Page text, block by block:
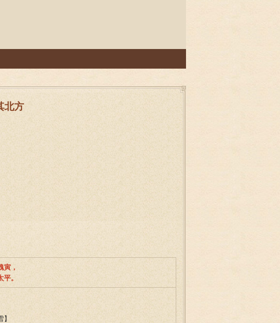
北方
寅，
。